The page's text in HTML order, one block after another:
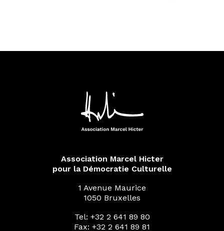
Association Marcel Hicter
pour la Démocratie Culturelle
1 Avenue Maurice
1050 Bruxelles
Tel: +32 2 641 89 80
Fax: +32 2 641 89 81